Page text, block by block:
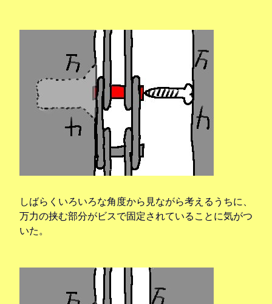
しばらくいろいろな角度から見ながら考えるうちに、
万力の挟む部分がビスで固定されていることに気がつ
いた。